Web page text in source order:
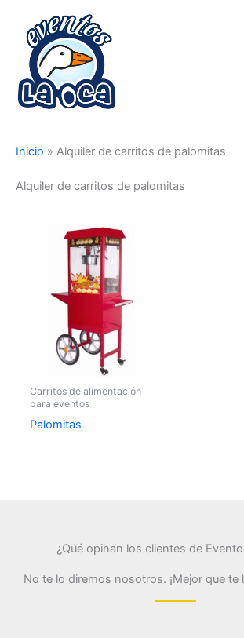
contenido
Inicio » Alquiler de carritos de palomitas
Alquiler de carritos de palomitas
Carritos de alimentación
para eventos
Palomitas
¿Qué opinan los clientes de
No te lo diremos nosotros. ¡Mejor que te